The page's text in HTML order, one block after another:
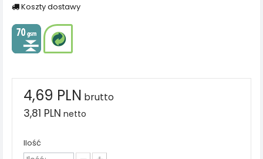
Koszty dostawy
4,69 PLN brutto
3,81 PLN netto
Ilość